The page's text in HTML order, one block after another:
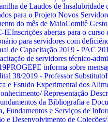
de Laudos de
para o Projeto Novos
do mês de MaioComitê
IEInscrições abertas para o
para servidores com
de Capacitação 2019 - PAC
de servidores técnico-
PROGEPE informa sobre
38/2019 - Professor Substituto
e Estudo Experimental dos
Representação
da Bibliografia e
Fundamentos e Serviços de
e Desenvolvimento de